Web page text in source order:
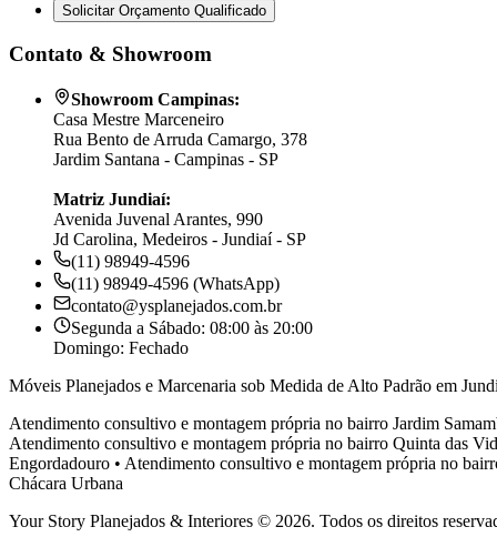
Solicitar Orçamento Qualificado
Contato & Showroom
Showroom Campinas:
Casa Mestre Marceneiro
Rua Bento de Arruda Camargo, 378
Jardim Santana - Campinas - SP
Matriz Jundiaí:
Avenida Juvenal Arantes, 990
Jd Carolina, Medeiros - Jundiaí - SP
(11) 98949-4596
(11) 98949-4596 (WhatsApp)
contato@ysplanejados.com.br
Segunda a Sábado: 08:00 às 20:00
Domingo: Fechado
Móveis Planejados e Marcenaria sob Medida de Alto Padrão em
Atendimento consultivo e montagem própria no bairro Jardim
Atendimento consultivo e montagem própria no bairro Quinta das
Engordadouro • Atendimento consultivo e montagem própria no
Chácara Urbana
Your Story Planejados & Interiores © 2026. Todos os direitos